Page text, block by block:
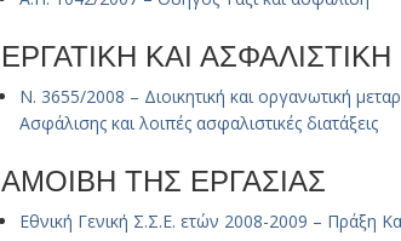
ΕΡΓΑΤΙΚΗ ΚΑΙ
Ν. 3655/2008 – Διοικητική και οργανωτική
Ασφάλισης και λοιπές ασφαλιστικές διατάξεις
ΑΜΟΙΒΗ ΤΗΣ ΕΡΓΑΣΙΑΣ
Εθνική Γενική Σ.Σ.Ε. ετών 2008-2009 – Πράξη